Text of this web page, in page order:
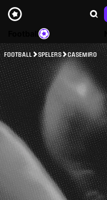
FOOTBALL SPELERS CASEMIRO